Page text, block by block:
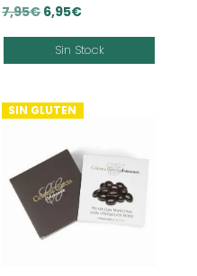
7,95€El
precio
original
7,95€.
6,95€El
precio
actual
6,95€.
Sin Stock
SIN GLUTEN